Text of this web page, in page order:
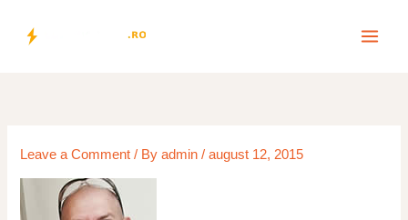
content
Leave a Comment / Byadmin/august 12, 2015